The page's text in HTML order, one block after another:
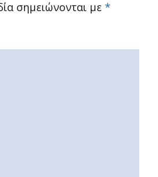
σημειώνονται με *